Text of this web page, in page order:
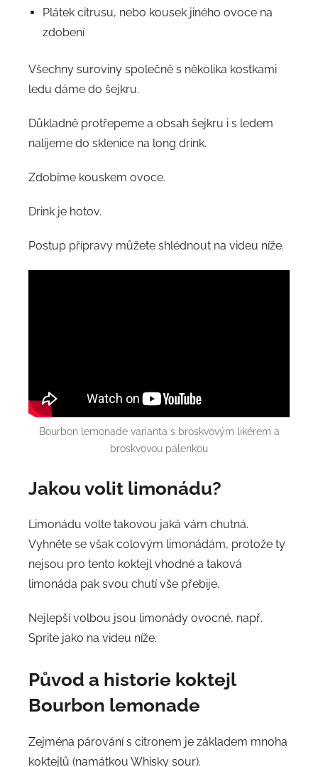
Plátek citrusu, nebo kousek jiného ovoce na
zdobení
Všechny suroviny společně s několika kostkami
ledu dáme do šejkru.
Důkladně protřepeme a obsah šejkru i s ledem
nalijeme do sklenice na long drink.
Zdobíme kouskem ovoce.
Drink je hotov.
Postup přípravy můžete shlédnout na videu níže.
Bourbon lemonade varianta s broskvovým likérem a
broskvovou pálenkou
Jakou volit limonádu?
Limonádu volte takovou jaká vám chutná.
Vyhněte se však colovým limonádám, protože ty
nejsou pro tento koktejl vhodné a taková
limonáda pak svou chutí vše přebije.
Nejlepší volbou jsou limonády ovocné, např.
Sprite jako na videu níže.
Původ a historie koktejl
Bourbon lemonade
Zejména párování s citronem je základem mnoha
koktejlů (namátkou Whisky sour).